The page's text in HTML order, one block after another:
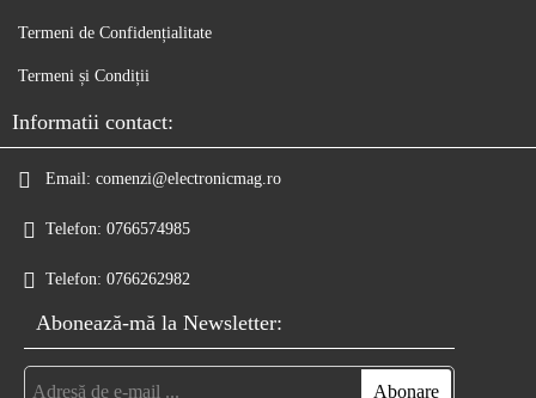
Termeni de Confidențialitate
Termeni și Condiții
Informatii contact:
Email: comenzi@electronicmag.ro
Telefon: 0766574985
Telefon: 0766262982
Abonează-mă la Newsletter: